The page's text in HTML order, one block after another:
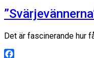
Det är fascinerande hur